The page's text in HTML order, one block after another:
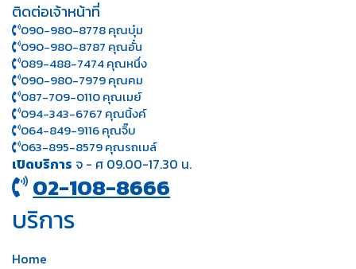
ติดต่อเจ้าหน้าที่
090-980-8778 คุณบุ๋ม
090-980-8787 คุณอั๋น
089-488-7474 คุณหนึ่ง
090-980-7979 คุณคม
087-709-0110 คุณเมย์
094-343-6767 คุณนิ้งค์
064-849-9116 คุณจิ๊บ
063-895-8 579คุณรถเมล์
เปิดบริการ จ - ศ 09.00-17.30 น.
02-108-8666
บริการ
Home